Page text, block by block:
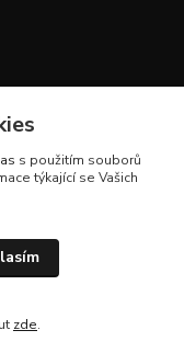
s použitím souborů
týkající se Vašich
zde.